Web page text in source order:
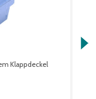
Klappdeckel